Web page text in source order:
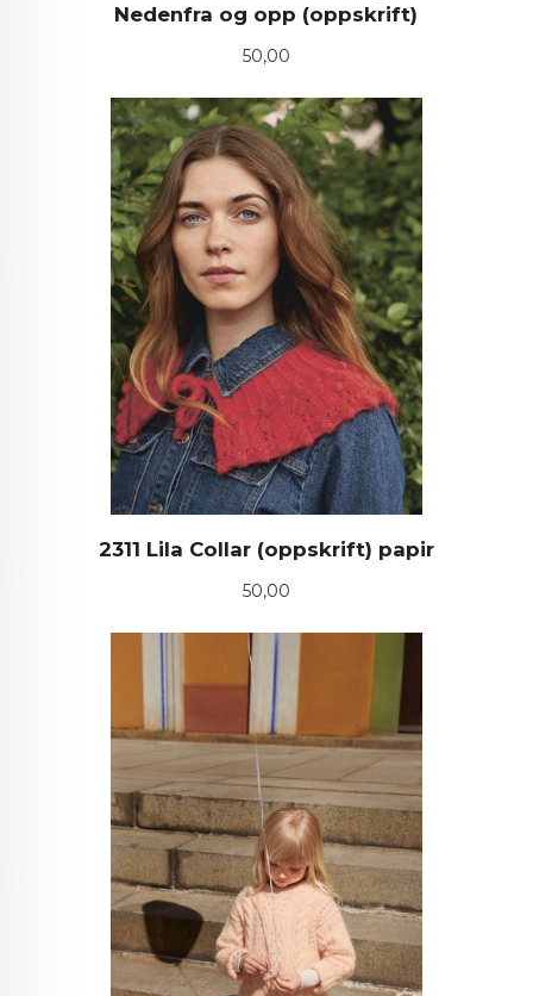
Nedenfra og opp (oppskrift)
Pris
50,00
2311 Lila Collar (oppskrift) papir
Pris
50,00